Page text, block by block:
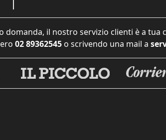
domanda, il nostro servizio clienti è a tua
02 89362545 o scrivendo una mail a